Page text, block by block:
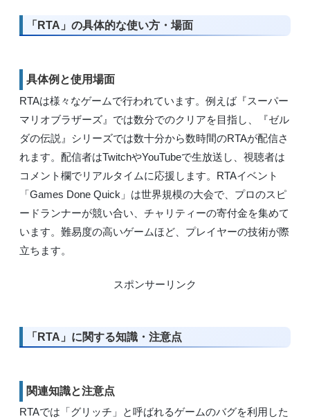
「RTA」の具体的な使い方・場面
具体例と使用場面
RTAは様々なゲームで行われています。例えば『スーパー
マリオブラザーズ』では数分でのクリアを目指し、『ゼル
ダの伝説』シリーズでは数十分から数時間のRTAが配信さ
れます。配信者はTwitchやYouTubeで生放送し、視聴者は
コメント欄でリアルタイムに応援します。RTAイベント
「Games Done Quick」は世界規模の大会で、プロのスピ
ードランナーが競い合い、チャリティーの寄付金を集めて
います。難易度の高いゲームほど、プレイヤーの技術が際
立ちます。
スポンサーリンク
「RTA」に関する知識・注意点
関連知識と注意点
RTAでは「グリッチ」と呼ばれるゲームのバグを利用した